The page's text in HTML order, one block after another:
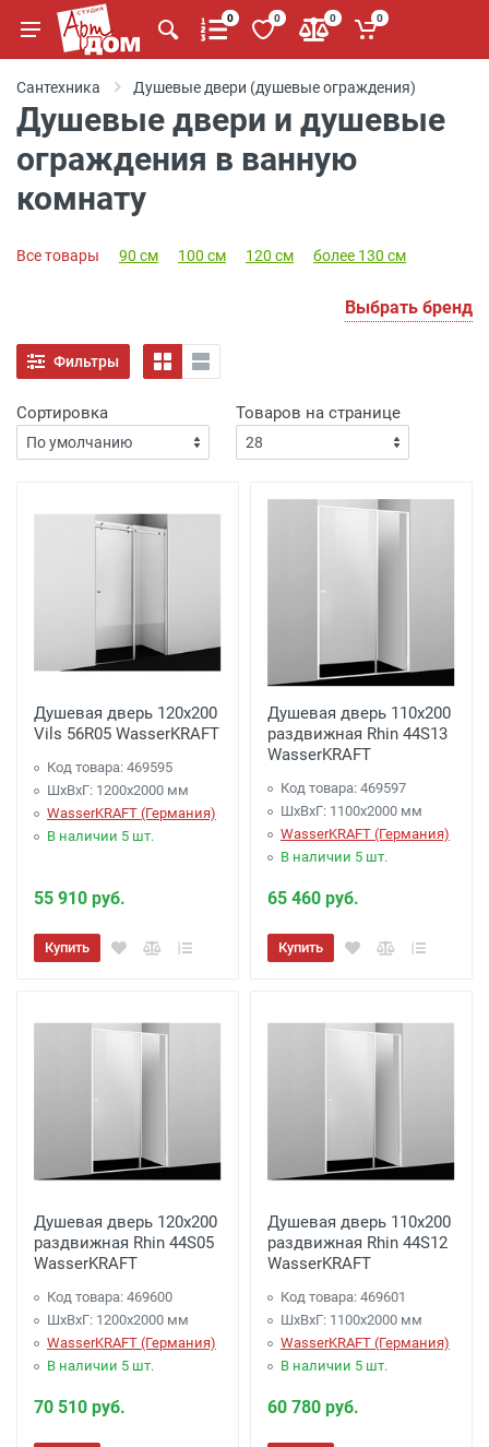
0 0 0 0
Сантехника Душевые двери (душевые ограждения)
Душевые двери и душевые
ограждения в ванную
комнату
Все товары 90 см 100 см 120 см более 130 см
Выбрать бренд
Фильтры
Сортировка Товаров на странице
Душевая дверь 120х200
Vils 56R05 WasserKRAFT
Код товара: 469595
ШхВхГ: 1200х2000 мм
WasserKRAFT (Германия)
В наличии 5 шт.
55 910 руб.
Купить
Душевая дверь 110х200
раздвижная Rhin 44S13
WasserKRAFT
Код товара: 469597
ШхВхГ: 1100х2000 мм
WasserKRAFT (Германия)
В наличии 5 шт.
65 460 руб.
Купить
Душевая дверь 120х200
раздвижная Rhin 44S05
WasserKRAFT
Код товара: 469600
ШхВхГ: 1200х2000 мм
WasserKRAFT (Германия)
В наличии 5 шт.
70 510 руб.
Душевая дверь 110х200
раздвижная Rhin 44S12
WasserKRAFT
Код товара: 469601
ШхВхГ: 1100х2000 мм
WasserKRAFT (Германия)
В наличии 5 шт.
60 780 руб.